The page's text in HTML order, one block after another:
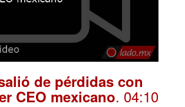
de pérdidas con
CEO mexicano. 04:10